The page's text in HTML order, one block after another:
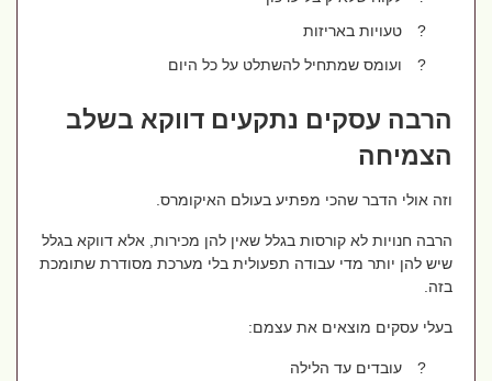
טעויות באריזות
ועומס שמתחיל להשתלט על כל היום
הרבה עסקים נתקעים דווקא בשלב
הצמיחה
וזה אולי הדבר שהכי מפתיע בעולם האיקומרס.
הרבה חנויות לא קורסות בגלל שאין להן מכירות, אלא דווקא בגלל
שיש להן יותר מדי עבודה תפעולית בלי מערכת מסודרת שתומכת
בזה.
בעלי עסקים מוצאים את עצמם:
עובדים עד הלילה